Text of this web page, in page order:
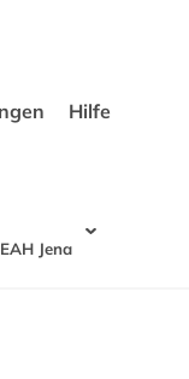
Hilfe
Jena